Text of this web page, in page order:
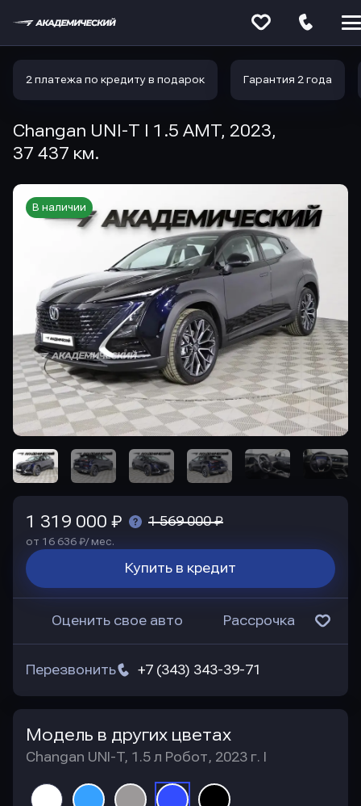
2 платежа по кредиту в подарок Гарантия 2 года
Changan UNI-T I 1.5 AMT, 2023,
37 437 км.
В наличии
1 319 000 ₽ 1 569 000 ₽
от 16 636 ₽/ мес.
Купить в кредит
Оценить свое авто Рассрочка
+7 (343) 343-39-71
Перезвонить
Модель в других цветах
Changan UNI-T, 1.5 л Робот, 2023 г. I